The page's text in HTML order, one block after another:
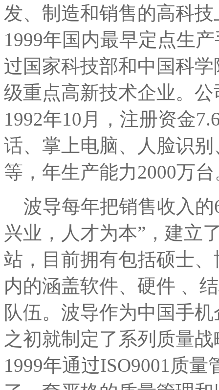
发、制造和销售的高科
1999年国内最早定点生
过国家科技部和中国科
级重点高新技术企业。
1992年10月，注册资金
话、掌上电脑、人脸识
等，年生产能力2000万
波导每年把销售收入的
兴业，人才为本”，建立
站，目前拥有包括硕士
内的涵盖软件、硬件 、
队伍。波导作为中国手
之初就制定了系列质量
1999年通过ISO9001质